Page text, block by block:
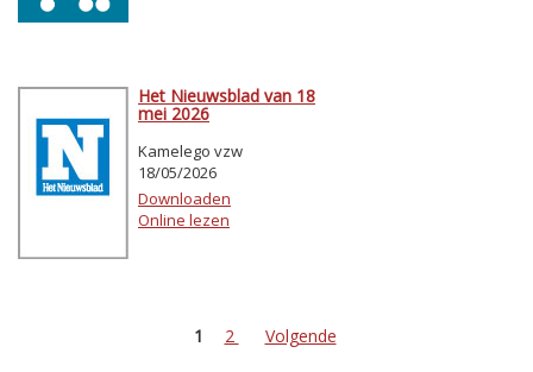
Het Nieuwsblad van 18
mei 2026
Kamelego vzw
18/05/2026
Downloaden
Online lezen
1 2 Volgende